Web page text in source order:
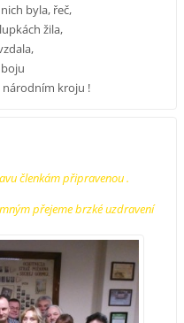
byla, řeč,
žila,
národním kroju !
členkám připravenou .
přejeme brzké uzdravení